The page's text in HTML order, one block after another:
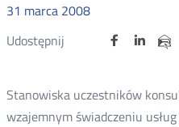
31 marca 2008
Udostępnij
Udostępnij
Otwórz Udostępnij
na
Otwórz
na
Stanowiska uczestników
wzajemnym świadczeniu